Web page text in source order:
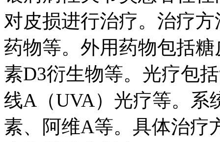
对皮损进行治疗。治疗
药物等。外用药物包括
素D3衍生物等。光疗包
线A（UVA）光疗等。系
素、阿维A等。具体治疗